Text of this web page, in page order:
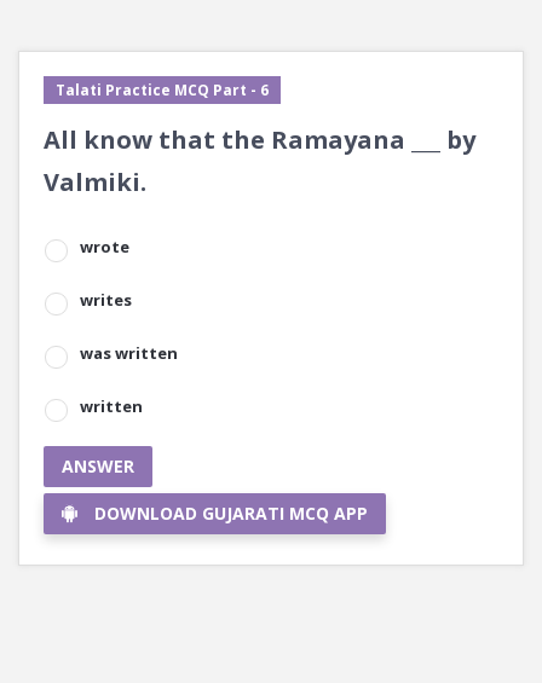
Talati Practice MCQ Part - 6
All know that the Ramayana ___ by
Valmiki.
wrote
writes
was written
written
ANSWER
DOWNLOAD GUJARATI MCQ APP